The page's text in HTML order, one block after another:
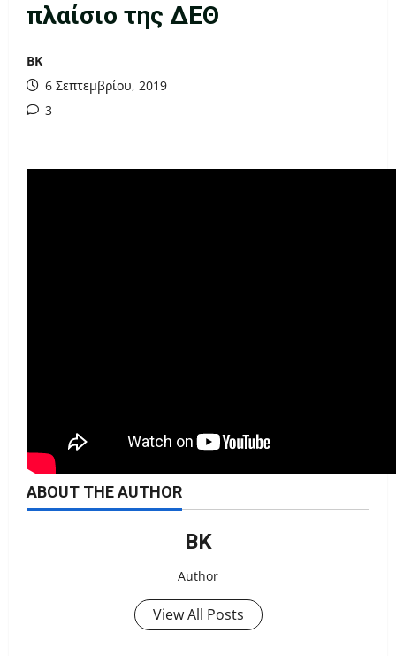
πλαίσιο της ΔΕΘ
ΒΚ
6 Σεπτεμβρίου, 2019
3
ABOUT THE AUTHOR
ΒΚ
Author
View All Posts